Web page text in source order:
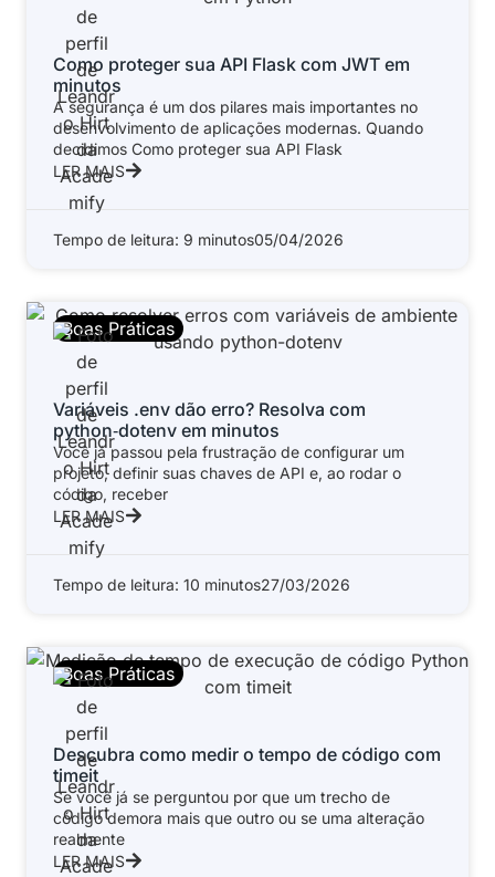
Como proteger sua API Flask com JWT em
minutos
A segurança é um dos pilares mais importantes no
desenvolvimento de aplicações modernas. Quando
decidimos Como proteger sua API Flask
LER MAIS
Tempo de leitura: 9 minutos05/04/2026
Boas Práticas
Variáveis .env dão erro? Resolva com
python‑dotenv em minutos
Você já passou pela frustração de configurar um
projeto, definir suas chaves de API e, ao rodar o
código, receber
LER MAIS
Tempo de leitura: 10 minutos27/03/2026
Boas Práticas
Descubra como medir o tempo de código com
timeit
Se você já se perguntou por que um trecho de
código demora mais que outro ou se uma alteração
realmente
LER MAIS